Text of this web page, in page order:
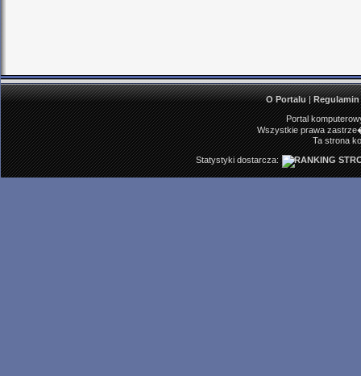
O Portalu|Regulamin
Portal
Wszystkie prawa
Ta strona
Statystyki dostarcza: